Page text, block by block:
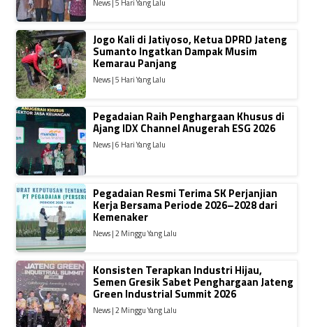
News | 5 Hari Yang Lalu
Jogo Kali di Jatiyoso, Ketua DPRD Jateng
Sumanto Ingatkan Dampak Musim
Kemarau Panjang
News | 5 Hari Yang Lalu
Pegadaian Raih Penghargaan Khusus di
Ajang IDX Channel Anugerah ESG 2026
News | 6 Hari Yang Lalu
Pegadaian Resmi Terima SK Perjanjian
Kerja Bersama Periode 2026–2028 dari
Kemenaker
News | 2 Minggu Yang Lalu
Konsisten Terapkan Industri Hijau,
Semen Gresik Sabet Penghargaan Jateng
Green Industrial Summit 2026
News | 2 Minggu Yang Lalu